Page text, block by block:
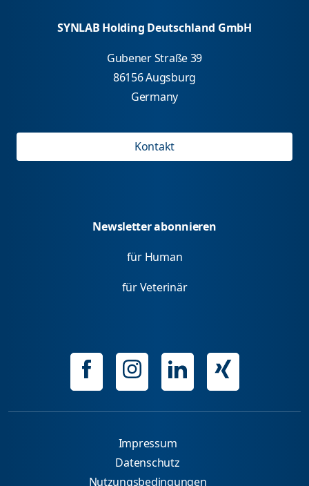
SYNLAB Holding Deutschland GmbH
Gubener Straße 39
86156 Augsburg
Germany
Kontakt
Newsletter abonnieren
für Human
für Veterinär
Impressum
Datenschutz
Nutzungsbedingungen